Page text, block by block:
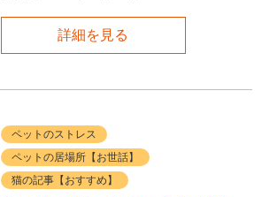
詳細を見る
ペットのストレス
ペットの居場所【お世話】
猫の記事【おすすめ】